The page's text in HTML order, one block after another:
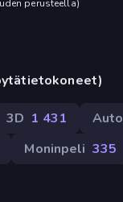
perusteella)
3D 1 431 Auto
Moninpeli 335